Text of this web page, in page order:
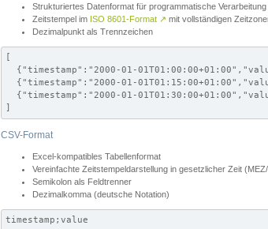
Strukturiertes Datenformat für programmatische Verarbeitung
Zeitstempel im ISO 8601-Format ↗ mit vollständigen
Dezimalpunkt als Trennzeichen
[
{"timestamp":"2000-01-
{"timestamp":"2000-01-
{"timestamp":"2000-01-
]
CSV-Format
Excel-kompatibles Tabellenformat
Vereinfachte Zeitstempeldarstellung in gesetzlicher Zeit
Semikolon als Feldtrenner
Dezimalkomma (deutsche Notation)
timestamp;value